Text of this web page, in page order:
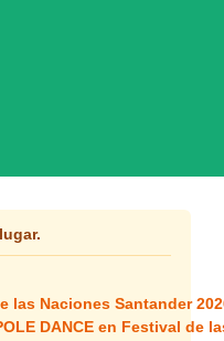
las Naciones Santander
DANCE en Festival de